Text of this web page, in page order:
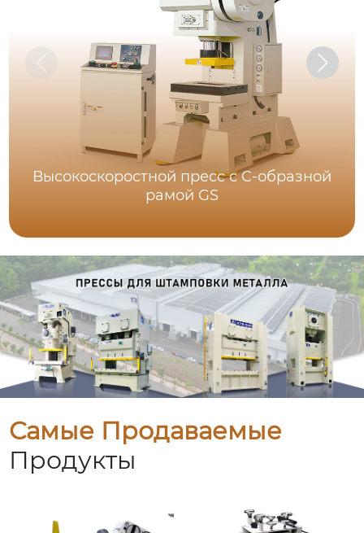
Высокоскоростной пресс с C-образной
рамой GS
Самые Продаваемые
Продукты